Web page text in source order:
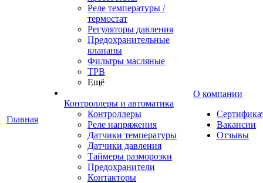
Главная
Реле температуры /
термостат
Регуляторы давления
Предохранительные
клапаны
Фильтры масляные
ТРВ
Ещё
Контроллеры и автоматика
Контроллеры
Реле напряжения
Датчики температуры
Датчики давления
Таймеры разморозки
Предохранители
Контакторы
О компании
Вакансии
Отзывы